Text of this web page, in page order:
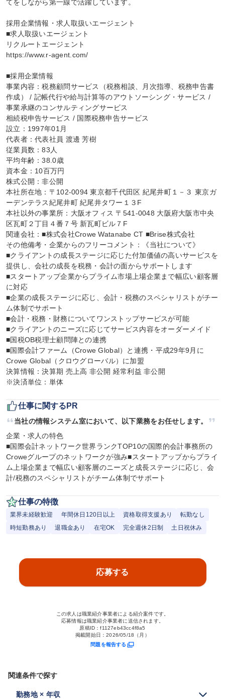
てをしながら第一線で活躍しています。
採用企業情報・求人取扱いエージェント
■求人取扱いエージェント
リクルートエージェント
https://www.r-agent.com/
■採用企業情報
事業内容：税務顧問サービス（税務相談、月次指導、税務申告書
作成） / 記帳代行や給与計算等のアウトソーシング・サービス /
事業承継のコンサルティングサービス
相続税申告サービス / 国際税務申告サービス
設立：1997年01月
代表者：代表社員 渡邊 芳樹
従業員数：83人
平均年齢：38.0歳
資本金：10百万円
株式公開：非公開
本社所在地：〒102-0094 東京都千代田区 紀尾井町１－３ 東京ガ
ーデンテラス紀尾井町 紀尾井タワー１３F
本社以外の事業所：大阪オフィス 〒541-0048 大阪府大阪市中央
区瓦町２丁目４番７号 新瓦町ビル７F
関連会社：■株式会社Crowe Watanabe CT ■Brise株式会社
その他備考・企業からのフリーコメント：《当社について》
■クライアントの成長ステージに応じた付加価値の高いサービスを
提供し、会社の成長を税務・会計の面からサポートします
■スタートアップ企業からプライム市場上場企業まで幅広い顧客層
に対応
■企業の成長ステージに応じ、会計・税務のスペシャリストがチー
ム体制でサポート
■会計・税務・財務についてワンストップサービスが可能
■クライアントのニーズに応じてサービス内容をオーダーメイド
■国税OB税理士顧問陣との連携
■国際会計ファーム（Crowe Global）と連携・平成29年9月に
Crowe Global（クロウグローバル）に加盟
決算情報：決算期 売上高 非公開 経常利益 非公開
※決済単位：単体
仕事に関するPR
当社の情報システム室において、以下業務をお任せします。
企業・求人の特色
■国際会計ネットワーク世界ランクTOP10の国際的会計事務所の
Croweグループのネットワークが強み■スタートアップからプライ
ム上場企業まで幅広い顧客層のニーズと成長ステージに応じ、会
計/税務のスペシャリストがチーム体制でサポート
仕事の特徴
業界未経験歓迎 年間休日120日以上 資格取得支援あり
転勤なし
時短勤務あり
退職金あり 在宅OK 完全週休2日制 土日祝休み
応募する
この求人は職業紹介事業者による紹介案件です。
応募情報は職業紹介事業者に送信されます。
原稿ID：f1127eb43cc4f8a5
掲載開始日：2026/05/18（月）
問題を報告する
関連条件で探す
勤務地 × 年収